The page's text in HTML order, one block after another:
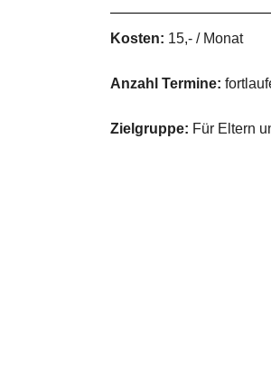
Kosten: 15,- / Monat
Anzahl Termine:
Zielgruppe: Für Eltern